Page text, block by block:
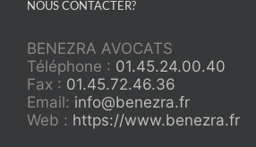
NOUS CONTACTER?
BENEZRA AVOCATS
Téléphone : 01.45.24.00.40
Fax : 01.45.72.46.36
Email: info@benezra.fr
Web : https://www.benezra.fr